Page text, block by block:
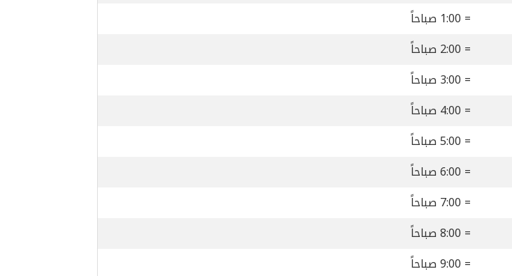
= 1:00 صباحاً
= 2:00 صباحاً
= 3:00 صباحاً
= 4:00 صباحاً
= 5:00 صباحاً
= 6:00 صباحاً
= 7:00 صباحاً
= 8:00 صباحاً
= 9:00 صباحاً